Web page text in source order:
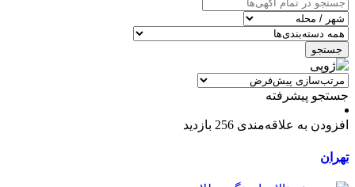
جستجو
جستجو پیشرفته
افزودن به علاقه‌مندی 256 بازدید
تهران